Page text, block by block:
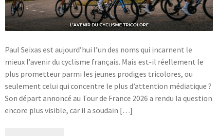
Paul Seixas est aujourd’hui l’un des noms qui incarnent le
mieux l’avenir du cyclisme français. Mais est-il réellement le
plus prometteur parmi les jeunes prodiges tricolores, ou
seulement celui qui concentre le plus d’attention médiatique ?
Son départ annoncé au Tour de France 2026 a rendu la question
encore plus visible, car il a soudain […]